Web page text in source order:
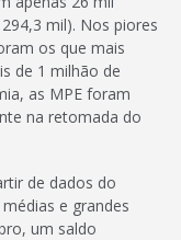
mil). Nos piores
os que mais
de 1 milhão de
as MPE foram
na retomada do
de dados do
e grandes
um saldo